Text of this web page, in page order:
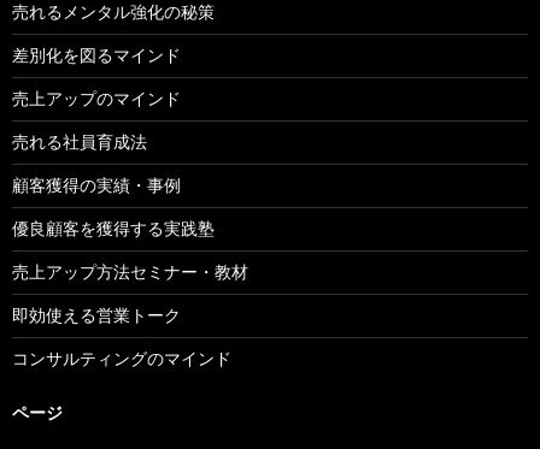
売れるメンタル強化の秘策
差別化を図るマインド
売上アップのマインド
売れる社員育成法
顧客獲得の実績・事例
優良顧客を獲得する実践塾
売上アップ方法セミナー・教材
即効使える営業トーク
コンサルティングのマインド
ページ